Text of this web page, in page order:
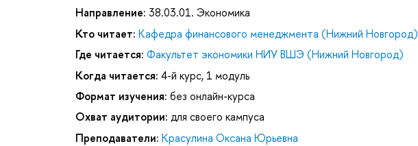
Направление: 38.03.01. Экономика
Кто читает: Кафедра финансового менеджмента (Нижний Новгород)
Где читается: Факультет экономики НИУ ВШЭ (Нижний Новгород)
Когда читается: 4-й курс, 1 модуль
Формат изучения: без онлайн-курса
Охват аудитории: для своего кампуса
Преподаватели: Красулина Оксана Юрьевна